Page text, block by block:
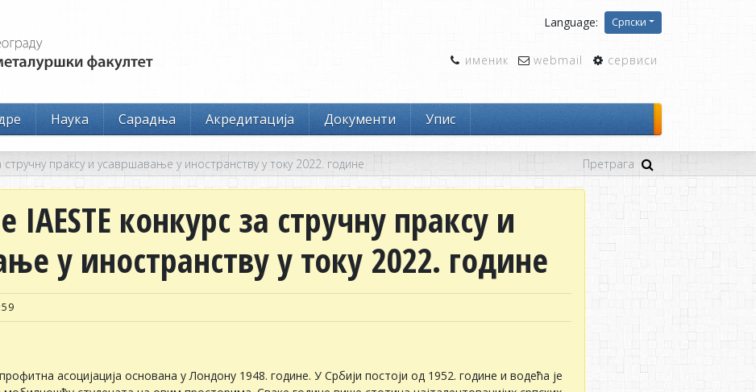
Language: Српски
именик webmail сервиси
Наука Сарадња Акредитација Документи Упис
стручну праксу и усавршавање у иностранству у току 2022. године
IAESTE конкурс за стручну праксу и
у иностранству у току 2022. године
асоцијација основана у Лондону 1948. годинe. У Србији постоји од 1952. годинe и водeћа јe